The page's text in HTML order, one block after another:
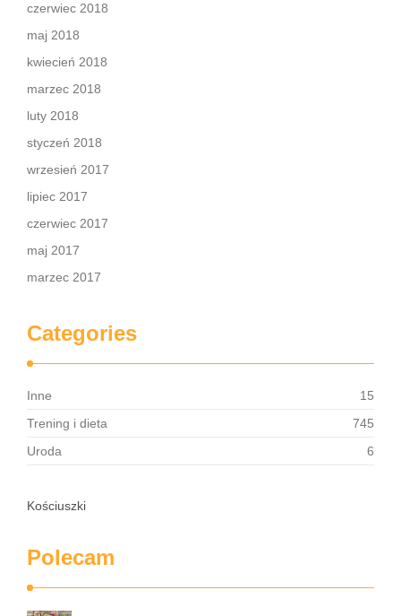
czerwiec 2018
maj 2018
kwiecień 2018
marzec 2018
luty 2018
styczeń 2018
wrzesień 2017
lipiec 2017
czerwiec 2017
maj 2017
marzec 2017
Categories
Inne
15
Trening i dieta
745
Uroda
6
Kościuszki
Polecam